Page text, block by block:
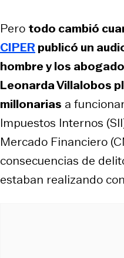
Pero todo cambió
CIPER publicó un
hombre y los
Leonarda Villalobos
millonarias a
Impuestos Internos
Mercado Financiero
consecuencias de
estaban realizando